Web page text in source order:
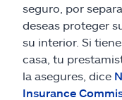
seguro, por
deseas proteger
su interior. Si
casa, tu
la asegures, dice
Insurance